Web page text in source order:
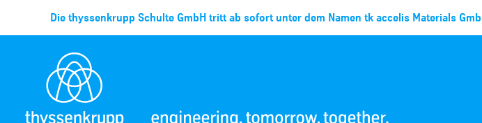
Die thyssenkrupp Schulte GmbH tritt ab sofort unter dem Namen tk accelis Materials